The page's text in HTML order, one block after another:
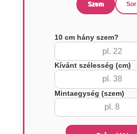
Szem Sor
10 cm hány szem?
Kívánt szélesség (cm)
Mintaegység (szem)